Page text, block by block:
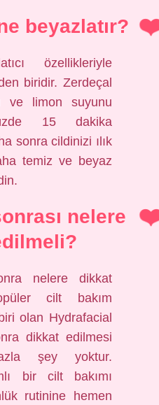
beyazlatır?
özellikleriyle
biridir. Zerdeçal
ve limon suyunu
15 dakika
sonra cildinizi ılık
temiz ve beyaz
nelere
nelere dikkat
cilt bakım
olan Hydrafacial
dikkat edilmesi
şey yoktur.
bir cilt bakımı
rutinine hemen